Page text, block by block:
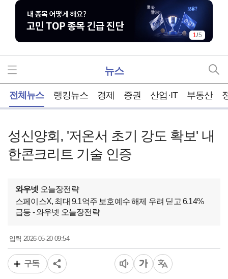
1/5
뉴스
전체뉴스 랭킹뉴스 경제 증권 산업·IT 부동산
성신양회, '저온서 초기 강도 확보' 내
한콘크리트 기술 인증
와우넷 오늘장전략
스페이스X, 최대 9.1억주 보호예수 해제 우려 딛고 6.14%
급등 - 와우넷 오늘장전략
입력2026-05-20 09:54
구독